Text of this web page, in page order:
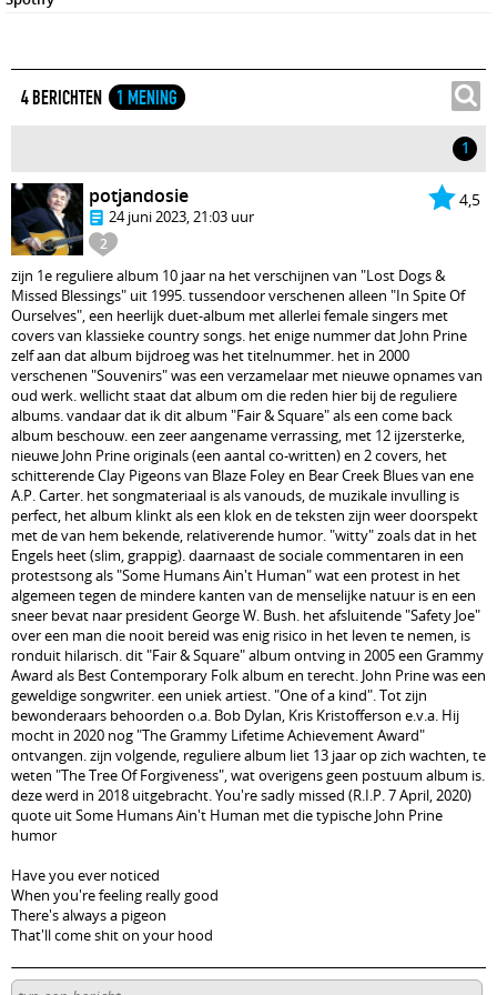
4 BERICHTEN 1 MENING
1
4,5
2
potjandosie
24 juni 2023, 21:03 uur
zijn 1e reguliere album 10 jaar na het verschijnen van "Lost Dogs &
Missed Blessings" uit 1995. tussendoor verschenen alleen "In Spite Of
Ourselves", een heerlijk duet-album met allerlei female singers met
covers van klassieke country songs. het enige nummer dat John Prine
zelf aan dat album bijdroeg was het titelnummer. het in 2000
verschenen "Souvenirs" was een verzamelaar met nieuwe opnames van
oud werk. wellicht staat dat album om die reden hier bij de reguliere
albums. vandaar dat ik dit album "Fair & Square" als een come back
album beschouw. een zeer aangename verrassing, met 12 ijzersterke,
nieuwe John Prine originals (een aantal co-written) en 2 covers, het
schitterende Clay Pigeons van Blaze Foley en Bear Creek Blues van ene
A.P. Carter. het songmateriaal is als vanouds, de muzikale invulling is
perfect, het album klinkt als een klok en de teksten zijn weer doorspekt
met de van hem bekende, relativerende humor. "witty" zoals dat in het
Engels heet (slim, grappig). daarnaast de sociale commentaren in een
protestsong als "Some Humans Ain't Human" wat een protest in het
algemeen tegen de mindere kanten van de menselijke natuur is en een
sneer bevat naar president George W. Bush. het afsluitende "Safety Joe"
over een man die nooit bereid was enig risico in het leven te nemen, is
ronduit hilarisch. dit "Fair & Square" album ontving in 2005 een Grammy
Award als Best Contemporary Folk album en terecht. John Prine was een
geweldige songwriter. een uniek artiest. "One of a kind". Tot zijn
bewonderaars behoorden o.a. Bob Dylan, Kris Kristofferson e.v.a. Hij
mocht in 2020 nog "The Grammy Lifetime Achievement Award"
ontvangen. zijn volgende, reguliere album liet 13 jaar op zich wachten, te
weten "The Tree Of Forgiveness", wat overigens geen postuum album is.
deze werd in 2018 uitgebracht. You're sadly missed (R.I.P. 7 April, 2020)
quote uit Some Humans Ain't Human met die typische John Prine
humor
Have you ever noticed
When you're feeling really good
There's always a pigeon
That'll come shit on your hood